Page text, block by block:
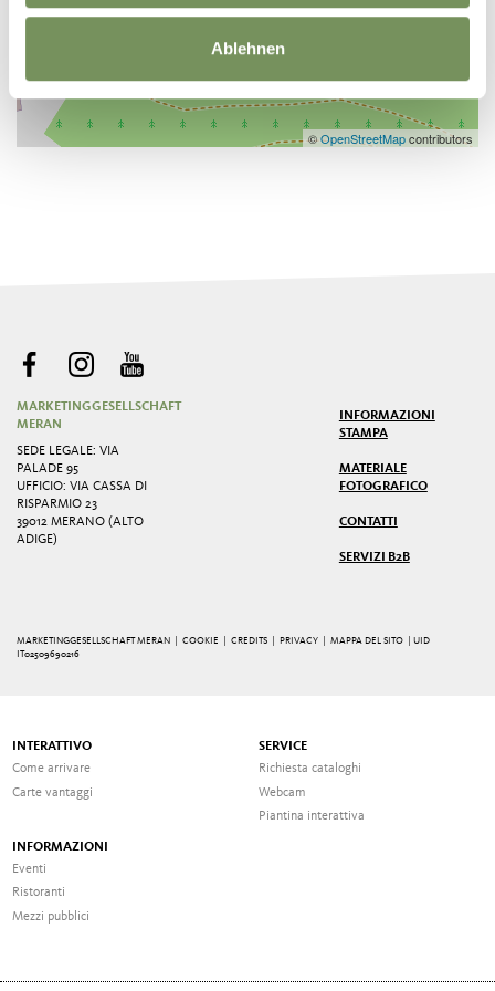
Ablehnen
©OpenStreetMapcontributors
MARKETINGGESELLSCHAFT
MERAN
SEDE LEGALE: VIA
PALADE 95
UFFICIO: VIA CASSA DI
RISPARMIO 23
39012 MERANO (ALTO
ADIGE)
INFORMAZIONI
STAMPA
MATERIALE
FOTOGRAFICO
CONTATTI
SERVIZI B2B
MARKETINGGESELLSCHAFT MERAN | COOKIE |CREDITS PRIVACY |MAPPA DEL SITO
| UID
IT02509690216
INTERATTIVO
Come arrivare
Carte vantaggi
SERVICE
Richiesta cataloghi
Webcam
Piantina interattiva
INFORMAZIONI
Eventi
Ristoranti
Mezzi pubblici